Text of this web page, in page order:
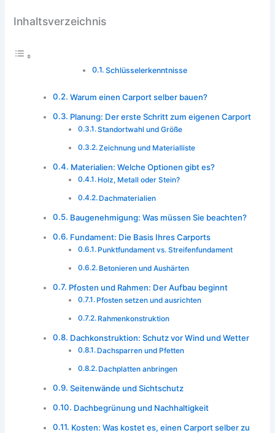
Inhaltsverzeichnis
Schlüsselerkenntnisse
Warum einen Carport selber bauen?
Planung: Der erste Schritt zum eigenen Carport
Standortwahl und Größe
Zeichnung und Materialliste
Materialien: Welche Optionen gibt es?
Holz, Metall oder Stein?
Dachmaterialien
Baugenehmigung: Was müssen Sie beachten?
Fundament: Die Basis Ihres Carports
Punktfundament vs. Streifenfundament
Betonieren und Aushärten
Pfosten und Rahmen: Der Aufbau beginnt
Pfosten setzen und ausrichten
Rahmenkonstruktion
Dachkonstruktion: Schutz vor Wind und Wetter
Dachsparren und Pfetten
Dachplatten anbringen
Seitenwände und Sichtschutz
Dachbegrünung und Nachhaltigkeit
Kosten: Was kostet es, einen Carport selber zu